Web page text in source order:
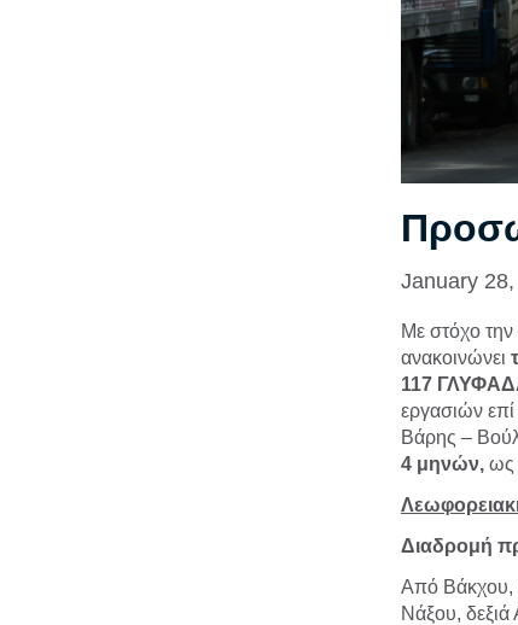
January
Με στόχο
ανακοινώνει
117
εργασιών
Βάρης –
4 μηνών, ως
Διαδρομή
Από Βάκχου,
Νάξου,